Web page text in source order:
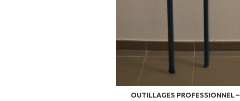
OUTILLAGES PROFESSIONNEL –